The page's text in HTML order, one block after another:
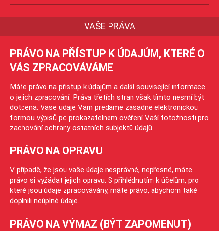
VAŠE PRÁVA
PRÁVO NA PŘÍSTUP K ÚDAJŮM, KTERÉ O
VÁS ZPRACOVÁVÁME
Máte právo na přístup k údajům a další související informace
o jejich zpracování. Práva třetích stran však tímto nesmí být
dotčena. Vaše údaje Vám předáme zásadně elektronickou
formou výpisů po prokazatelném ověření Vaší totožnosti pro
zachování ochrany ostatních subjektů údajů.
PRÁVO NA OPRAVU
V případě, že jsou vaše údaje nesprávné, nepřesné, máte
právo si vyžádat jejich opravu. S přihlédnutím k účelům, pro
které jsou údaje zpracovávány, máte právo, abychom také
doplnili neúplné údaje.
PRÁVO NA VÝMAZ (BÝT ZAPOMENUT)